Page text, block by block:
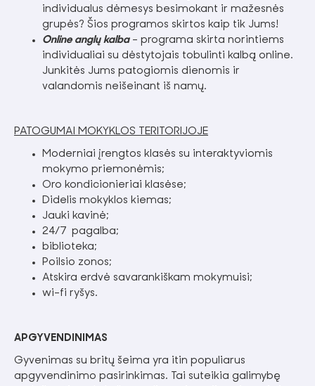
individualus dėmesys besimokant ir mažesnės
grupės? Šios programos skirtos kaip tik Jums!
Online anglų kalba– programa skirta norintiems
individualiai su dėstytojais tobulinti kalbą online.
Junkitės Jums patogiomis dienomis ir
valandomis neišeinant iš namų.
PATOGUMAI MOKYKLOS TERITORIJOJE
Moderniai įrengtos klasės su interaktyviomis
mokymo priemonėmis;
Oro kondicionieriai klasėse;
Didelis mokyklos kiemas;
Jauki kavinė;
24/7 pagalba;
biblioteka;
Poilsio zonos;
Atskira erdvė savarankiškam mokymuisi;
wi-fi ryšys.
APGYVENDINIMAS
Gyvenimas su britų šeima yra itin populiarus
apgyvendinimo pasirinkimas. Tai suteikia galimybę